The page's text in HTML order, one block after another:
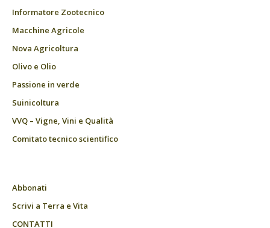
Informatore Zootecnico
Macchine Agricole
Nova Agricoltura
Olivo e Olio
Passione in verde
Suinicoltura
VVQ – Vigne, Vini e Qualità
Comitato tecnico scientifico
Abbonati
Scrivi a Terra e Vita
CONTATTI